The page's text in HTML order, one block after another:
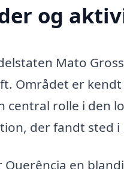
og
Mato
Området er
central rolle i den
der fandt sted i
Querência en